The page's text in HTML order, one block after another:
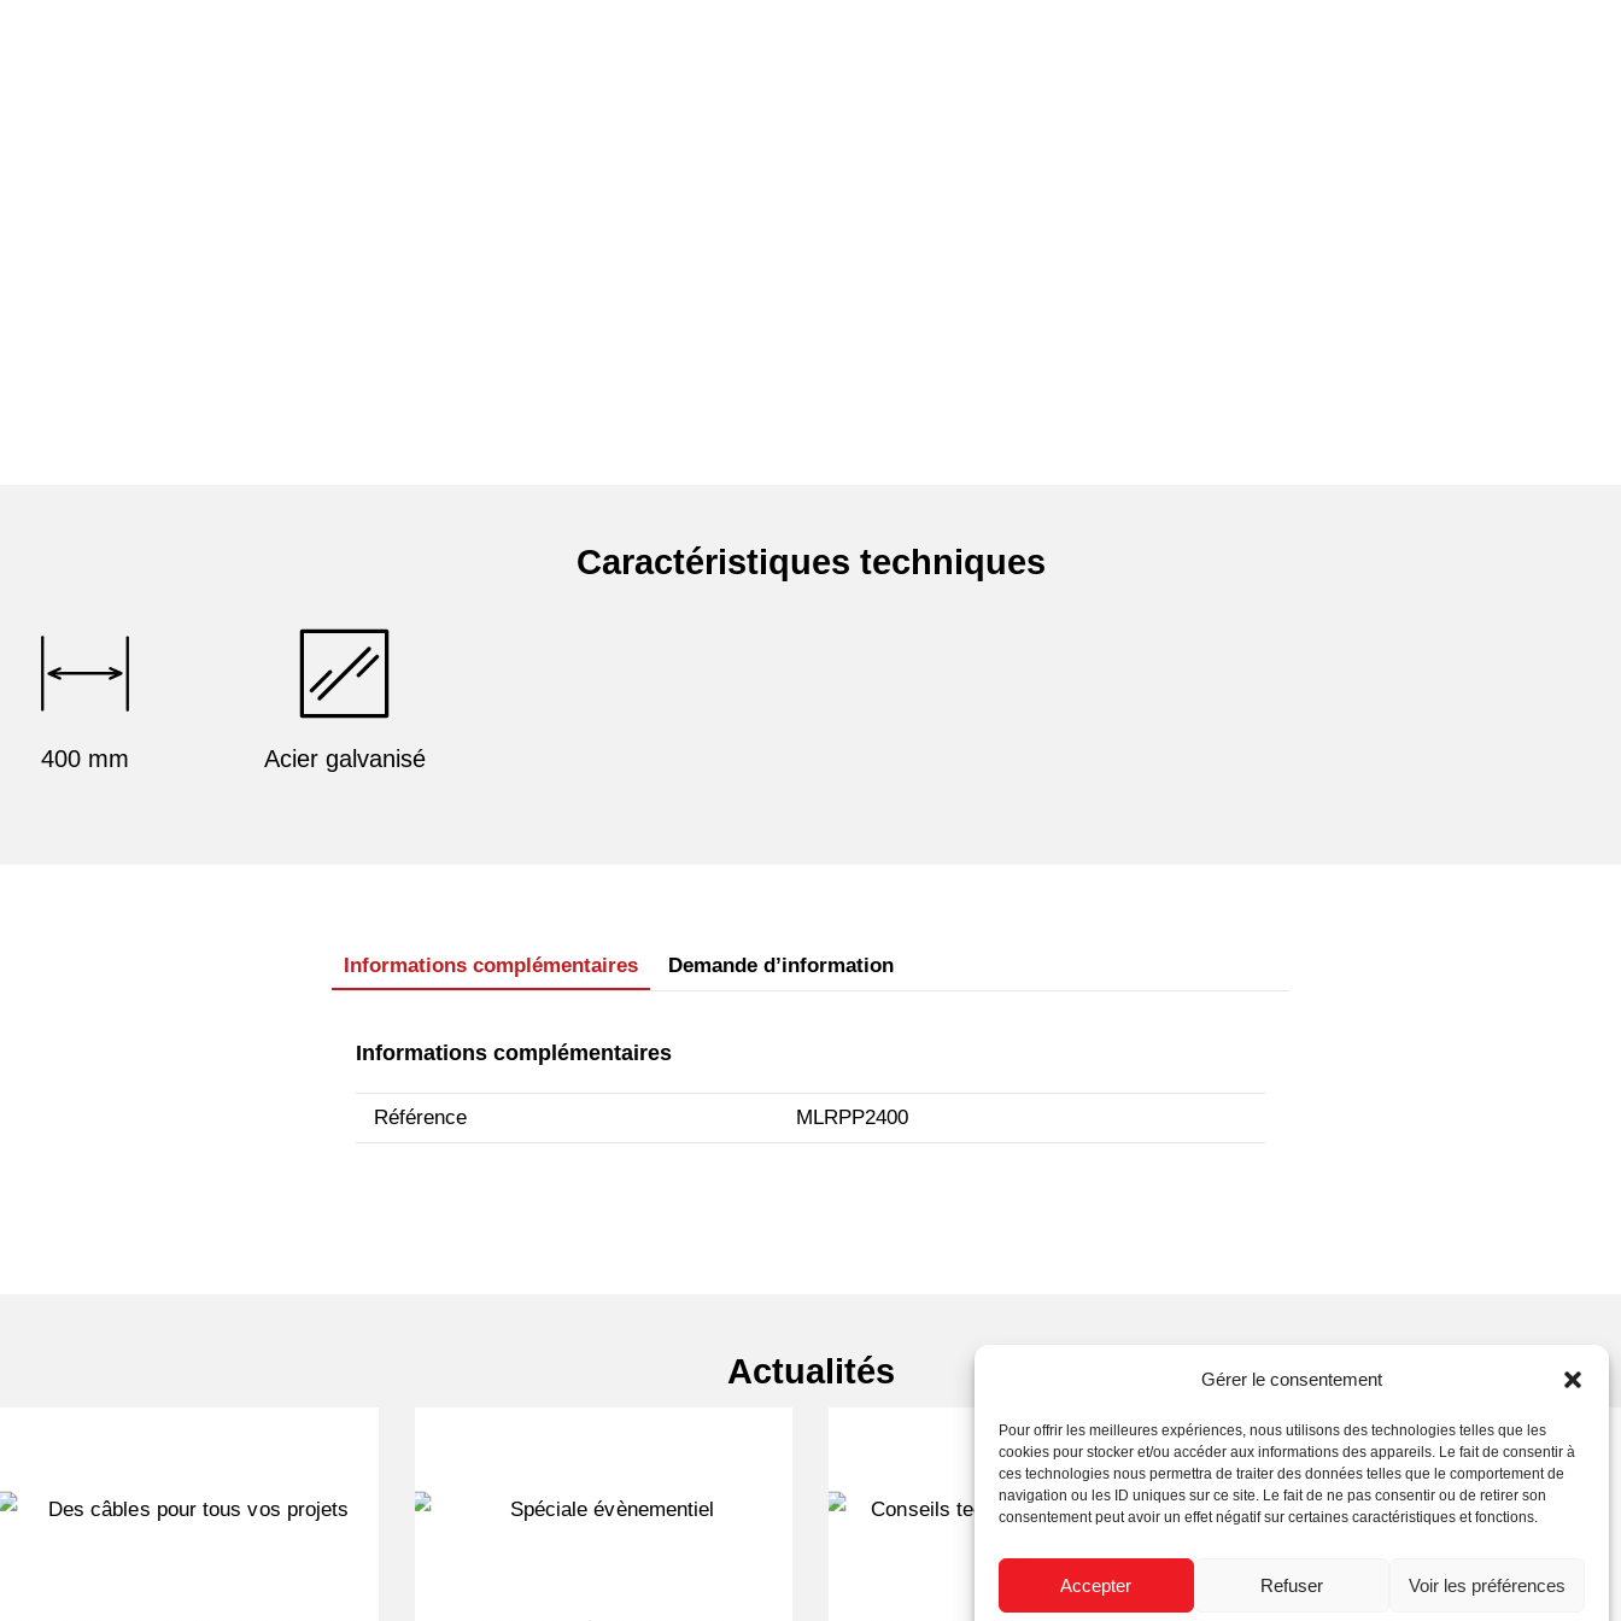
Gérer le consentement
Pour offrir les meilleures expériences, nous utilisons des technologies telles que les
cookies pour stocker et/ou accéder aux informations des appareils. Le fait de consentir à
ces technologies nous permettra de traiter des données telles que le comportement de
navigation ou les ID uniques sur ce site. Le fait de ne pas consentir ou de retirer son
consentement peut avoir un effet négatif sur certaines caractéristiques et fonctions.
Accepter Refuser Voir les préférences
Caractéristiques techniques
400 mm Acier galvanisé
Informations complémentaires Demande d’information
Informations complémentaires
Référence MLRPP2400
Actualités